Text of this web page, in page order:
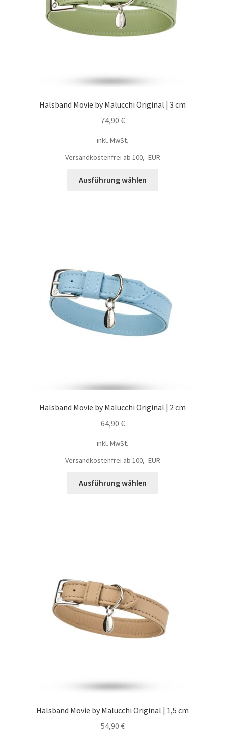
Halsband Movie by Malucchi Original | 3 cm
74,90 €
inkl. MwSt.
Versandkostenfrei ab 100,- EUR
Ausführung wählen
Halsband Movie by Malucchi Original | 2 cm
64,90 €
inkl. MwSt.
Versandkostenfrei ab 100,- EUR
Ausführung wählen
Halsband Movie by Malucchi Original | 1,5 cm
54,90 €